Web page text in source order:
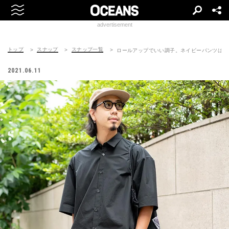
advertisement
トップ スナップ スナップ一覧 ロールアップでいい調子。ネイビーパンツは
2021.06.11